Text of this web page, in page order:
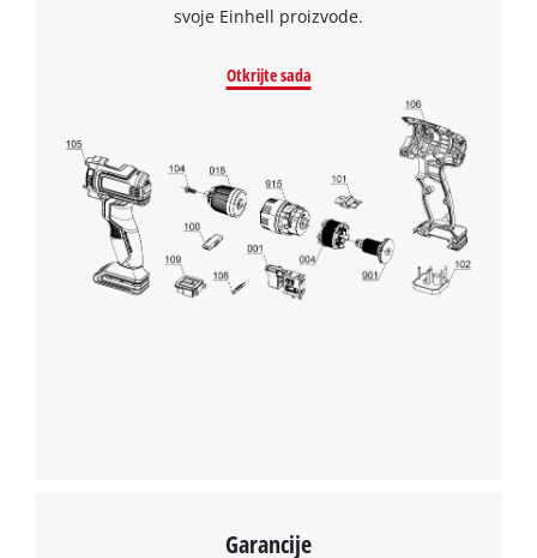
We need your consent to load the
Google Maps service!
This content is not permitted to load due
to trackers that are not disclosed to the
svoje Einhell proizvode.
Otkrijte sada
Garancije